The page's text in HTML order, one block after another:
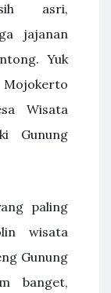
asri,
jajanan
Yuk
Mojokerto
Wisata
Gunung
paling
wisata
Gunung
banget,